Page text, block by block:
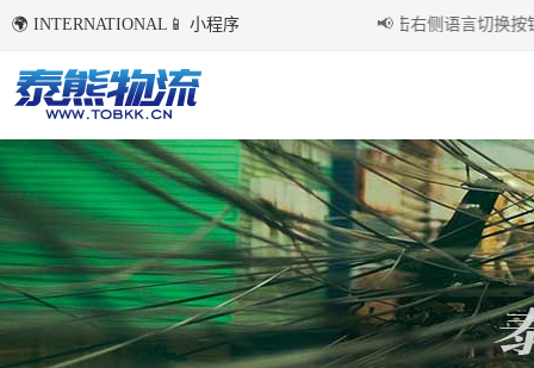
🌍 INTERNATIONAL 📱 小程序 📢
国内环境下首次点击右侧语言切换按